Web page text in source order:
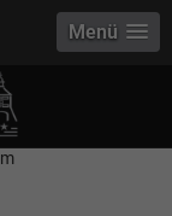
address or value:
Host
selector2-aee-
Menü